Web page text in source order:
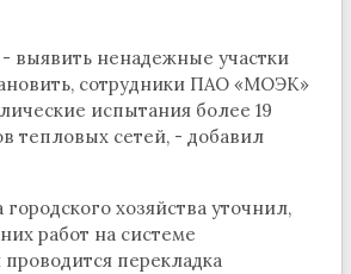
- выявить ненадежные участки
сотрудники ПАО «МОЭК»
испытания более 19
тепловых сетей, - добавил
хозяйства уточнил,
работ на системе
перекладка